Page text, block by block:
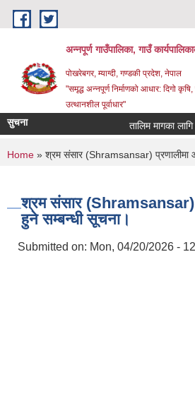
Skip to main content
अन्‍नपूर्ण गाउँपालिका, गाउँ
पोखरेबगर, म्याग्दी, गण्डकी प्रदेश, नेपाल
"समृद्ध अन्‍नपूर्ण निर्माणको आधार: दिगो कृषि,
उत्थानशील पूर्वाधार"
सुचना तालिम मागका लागि
You are here
Home » श्रम संसार (Shramsansar) प्रणालीमा
श्रम संसार (Shramsansar)
हुने सम्बन्धी सूचना।
Submitted on: Mon, 04/20/2026 -